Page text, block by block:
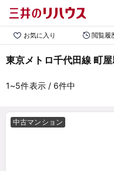
お気に入り 閲覧履
東京メトロ千代田線 町
1~5件表示/ 6件中
中古マンション